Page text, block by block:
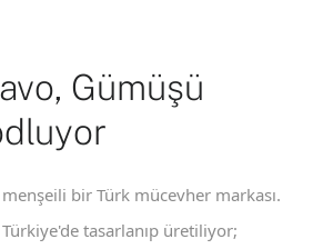
Gümüşü
bir Türk mücevher markası.
tasarlanıp üretiliyor;